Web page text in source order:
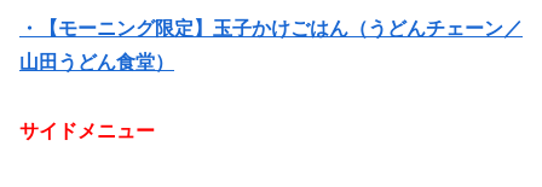
・【モーニング限定】玉子かけごはん（うどんチェーン／
山田うどん食堂）
サイドメニュー